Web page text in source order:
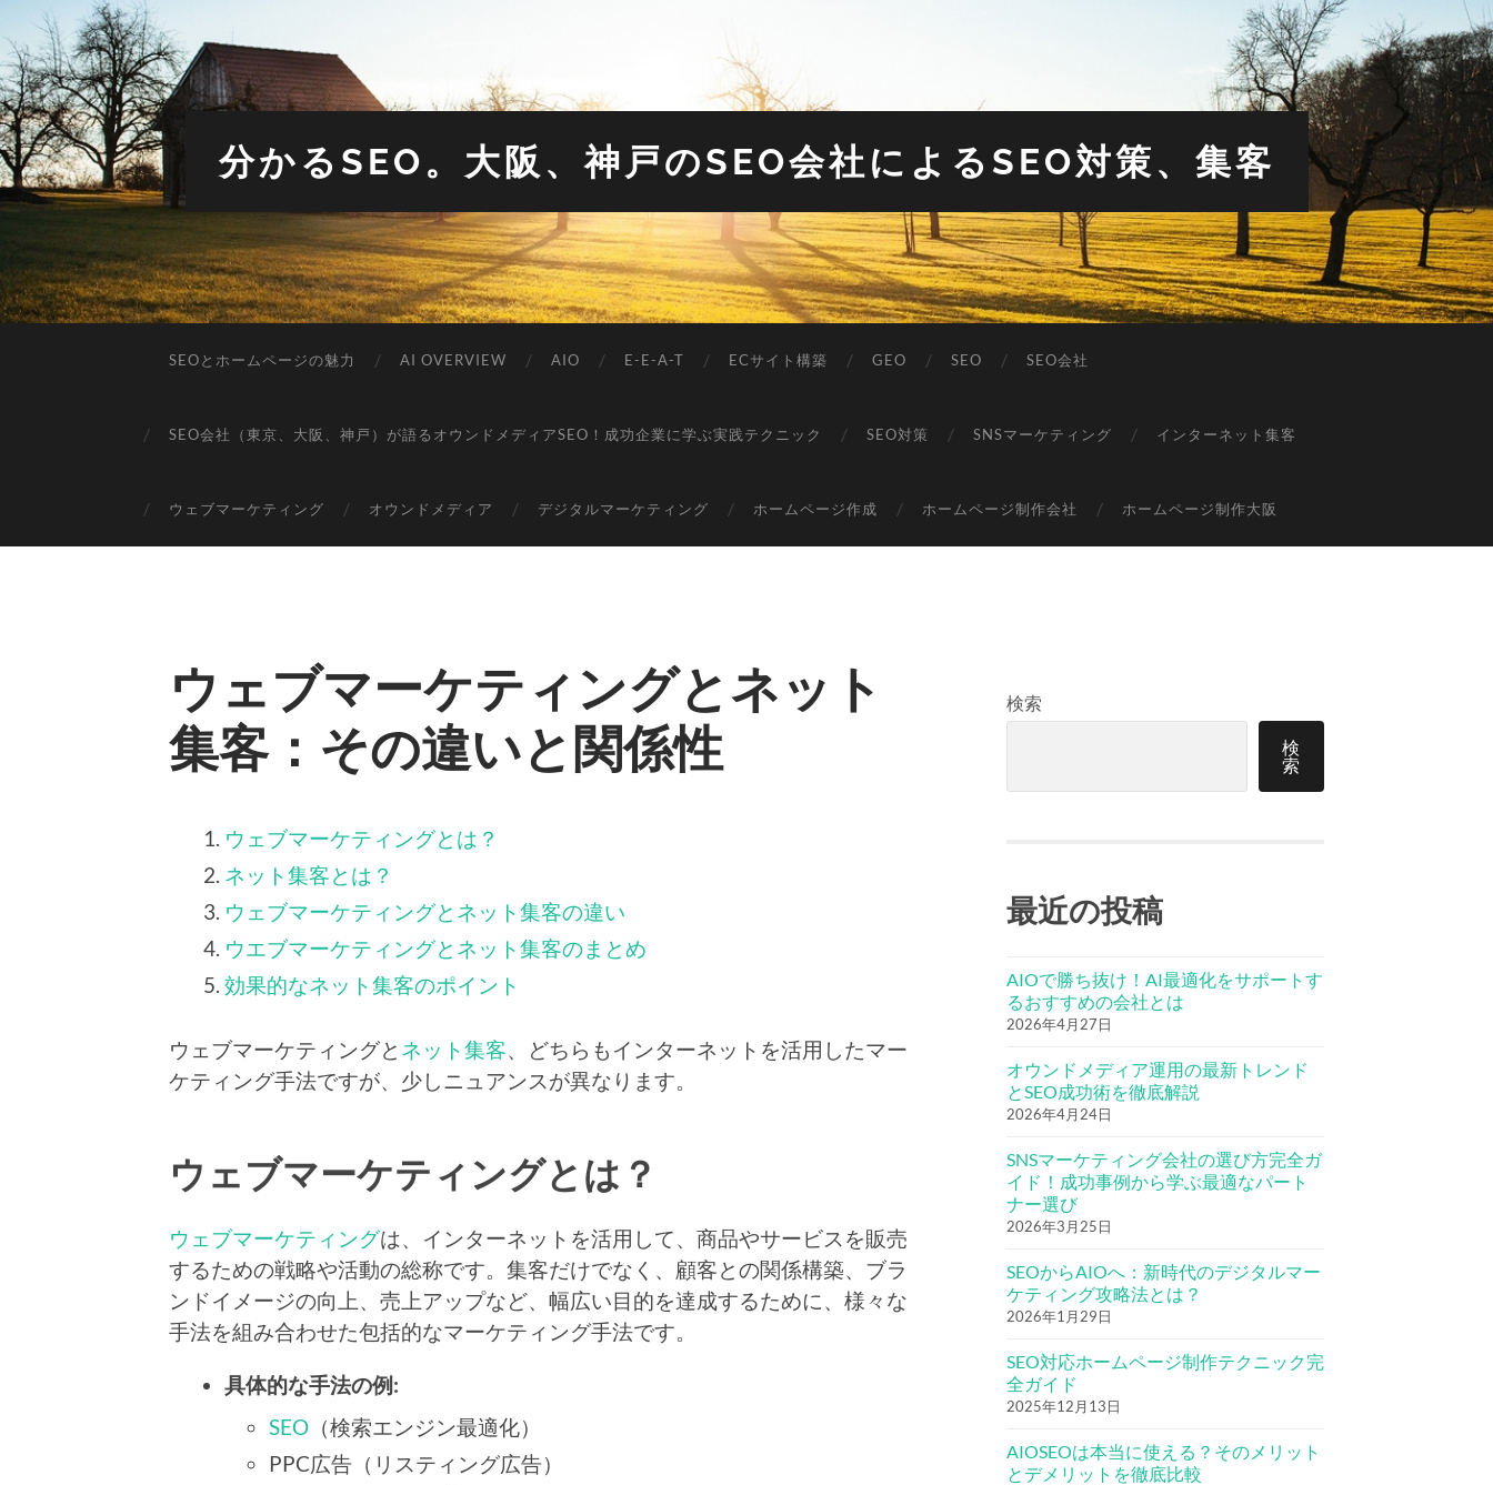
分かるSEO。大阪、神戸のSEO会社によるSEO対策、集客
SEOとホームページの魅力 AI OVERVIEW AIO E-E-A-T ECサイト構築 GEO SEO SEO会社
SEO会社（東京、大阪、神戸）が語るオウンドメディアSEO！成功企業に学ぶ実践テクニック SEO対策 SNSマーケティング インターネット集客
ウェブマーケティング オウンドメディア デジタルマーケティング ホームページ作成 ホームページ制作会社 ホームページ制作大阪
ウェブマーケティングとネット
集客：その違いと関係性
ウェブマーケティングとは？
ネット集客とは？
ウェブマーケティングとネット集客の違い
ウエブマーケティングとネット集客のまとめ
効果的なネット集客のポイント
ウェブマーケティングと ネット集客 、どちらもインターネットを活用したマー
ケティング手法ですが、少しニュアンスが異なります。
ウェブマーケティングとは？
ウェブマーケティングは、インターネットを活用して、商品やサービスを販売
するための戦略や活動の総称です。集客だけでなく、顧客との関係構築、ブラ
ンドイメージの向上、売上アップなど、幅広い目的を達成するために、様々な
手法を組み合わせた包括的なマーケティング手法です。
具体的な手法の例:
SEO （検索エンジン最適化）
PPC広告（リスティング広告）
検索
検
索
最近の投稿
AIOで勝ち抜け！AI最適化をサポートす
るおすすめの会社とは
2026年4月27日
オウンドメディア運用の最新トレンド
とSEO成功術を徹底解説
2026年4月24日
SNSマーケティング会社の選び方完全ガ
イド！成功事例から学ぶ最適なパート
ナー選び
2026年3月25日
SEOからAIOへ：新時代のデジタルマー
ケティング攻略法とは？
2026年1月29日
SEO対応ホームページ制作テクニック完
全ガイド
2025年12月13日
AIOSEOは本当に使える？そのメリット
とデメリットを徹底比較